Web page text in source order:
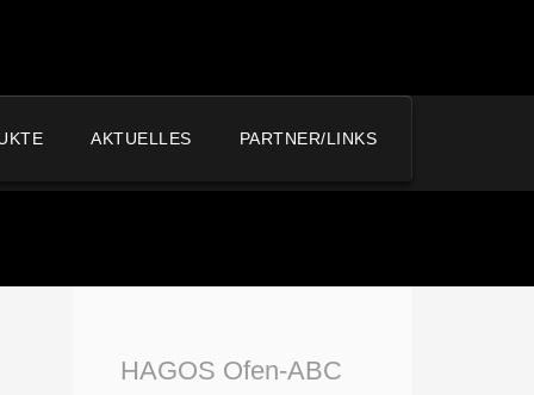
AKTUELLES PARTNER/LINKS
HAGOS Ofen-ABC